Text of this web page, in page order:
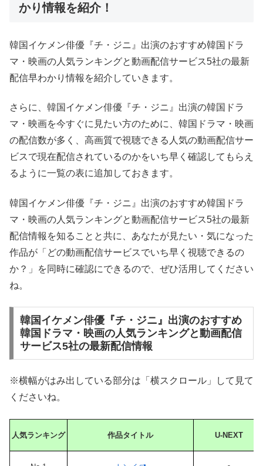
かり情報を紹介！
韓国イケメン俳優『チ・ジニ』出演のおすすめ韓国ドラ
マ・映画の人気ランキングと動画配信サービス5社の最新
配信早わかり情報を紹介していきます。
さらに、韓国イケメン俳優『チ・ジニ』出演の韓国ドラ
マ・映画を今すぐに見たい方のために、韓国ドラマ・映画
の配信数が多く、高画質で視聴できる人気の動画配信サー
ビスで現在配信されているのかをいち早く確認してもらえ
るように一覧の表に追加しておきます。
韓国イケメン俳優『チ・ジニ』出演のおすすめ韓国ドラ
マ・映画の人気ランキングと動画配信サービス5社の最新
配信情報を知ることと共に、あなたが見たい・気になった
作品が「どの動画配信サービスでいち早く視聴できるの
か？」を同時に確認にできるので、ぜひ活用してください
ね。
韓国イケメン俳優『チ・ジニ』出演のおすすめ
韓国ドラマ・映画の人気ランキングと動画配信
サービス5社の最新配信情報
※横幅がはみ出している部分は「横スクロール」して見て
くださいね。
人気ランキング 作品タイトル U-NEXT